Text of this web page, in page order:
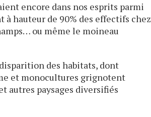
encore dans nos esprits parmi
à hauteur de 90% des effectifs chez
ou même le moineau
des habitats, dont
et monocultures grignotent
autres paysages diversifiés